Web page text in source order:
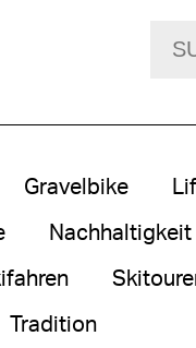
Gravelbike
Nachhaltigkeit
Tradition